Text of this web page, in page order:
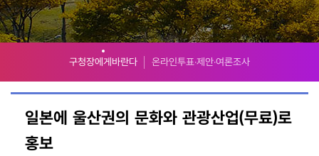
구청장에게바란다 온라인투표‧제안‧여론조사
일본에 울산권의 문화와 관광산업(무료)로
홍보